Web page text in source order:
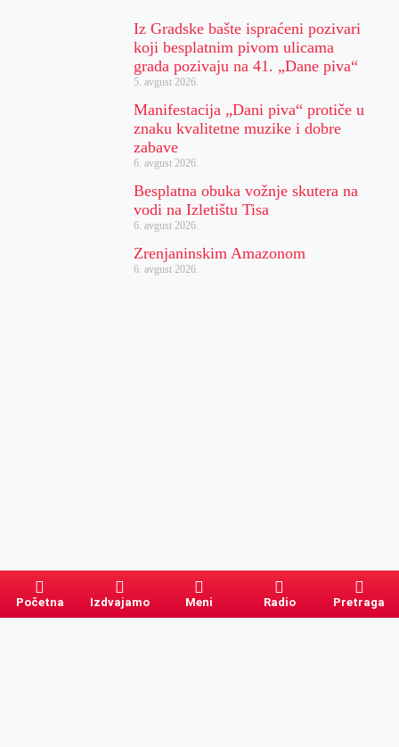
Iz Gradske bašte ispraćeni pozivari
koji besplatnim pivom ulicama
grada pozivaju na 41. „Dane piva“
5. avgust 2026.
Manifestacija „Dani piva“ protiče u
znaku kvalitetne muzike i dobre
zabave
6. avgust 2026.
Besplatna obuka vožnje skutera na
vodi na Izletištu Tisa
6. avgust 2026.
Zrenjaninskim Amazonom
6. avgust 2026.
Početna Izdvajamo Meni Radio Pretraga